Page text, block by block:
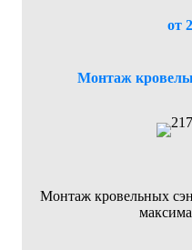
от
Монтаж
Монтаж кровельных